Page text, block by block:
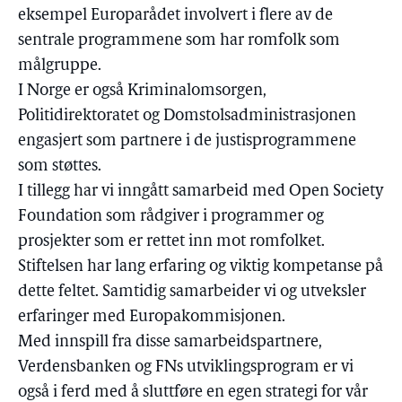
eksempel Europarådet involvert i flere av de
sentrale programmene som har romfolk som
målgruppe.
I Norge er også Kriminalomsorgen,
Politidirektoratet og Domstolsadministrasjonen
engasjert som partnere i de justisprogrammene
som støttes.
I tillegg har vi inngått samarbeid med Open Society
Foundation som rådgiver i programmer og
prosjekter som er rettet inn mot romfolket.
Stiftelsen har lang erfaring og viktig kompetanse på
dette feltet. Samtidig samarbeider vi og utveksler
erfaringer med Europakommisjonen.
Med innspill fra disse samarbeidspartnere,
Verdensbanken og FNs utviklingsprogram er vi
også i ferd med å sluttføre en egen strategi for vår